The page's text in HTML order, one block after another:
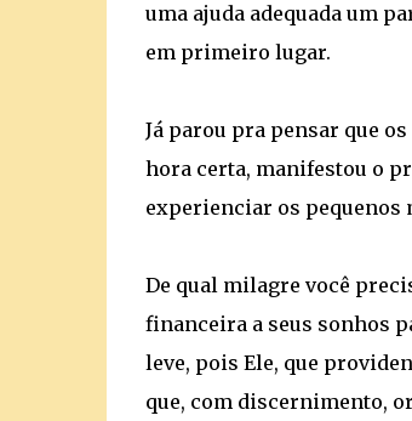
uma ajuda adequada um
em primeiro lugar.
Já parou pra pensar que
hora certa, manifestou o
experienciar os pequenos
De qual milagre você
financeira a seus sonhos
leve, pois Ele, que
que, com discernimento,